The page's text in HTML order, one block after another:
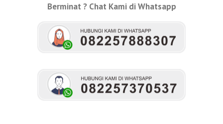
Berminat ? Chat Kami di Whatsapp